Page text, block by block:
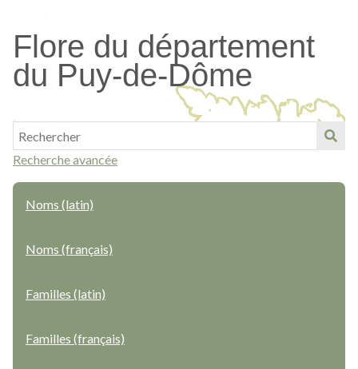
contenu
principal
Flore du département
du Puy-de-Dôme
Recherche avancée
Noms (latin)
Noms (français)
Familles (latin)
Familles (français)